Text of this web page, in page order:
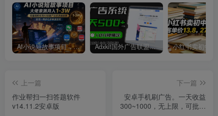
AI小说短故事项目，大佬亲测月入1-3W，零基础教你用AI批量产出优质短故事，实现一稿多吃多渠道变现 Adxkit国外广告联盟系统，一天上500+广告，让你的投放更加高效简单！
上一篇
作业帮扫一扫答题软件
v14.11.2安卓版
下一篇
安卓手机刷广告。一天收益
300~1000，无上限，可批量